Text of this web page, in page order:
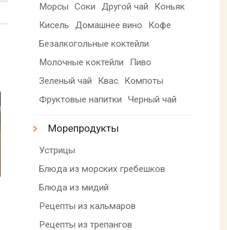
Морсы Соки Другой чай
Коньяк
Кисель
Домашнее вино
Кофе
Безалкогольные коктейли
Молочные коктейли
Пиво
Зеленый чай
Квас
Компоты
Фруктовые напитки
Черный чай
Морепродукты
Устрицы
Блюда из морских гребешков
Блюда из мидий
Рецепты из кальмаров
Рецепты из трепангов